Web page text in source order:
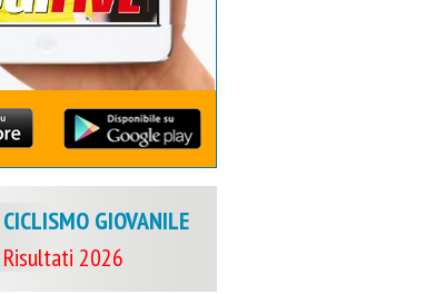
CICLISMO GIOVANILE
Risultati 2026